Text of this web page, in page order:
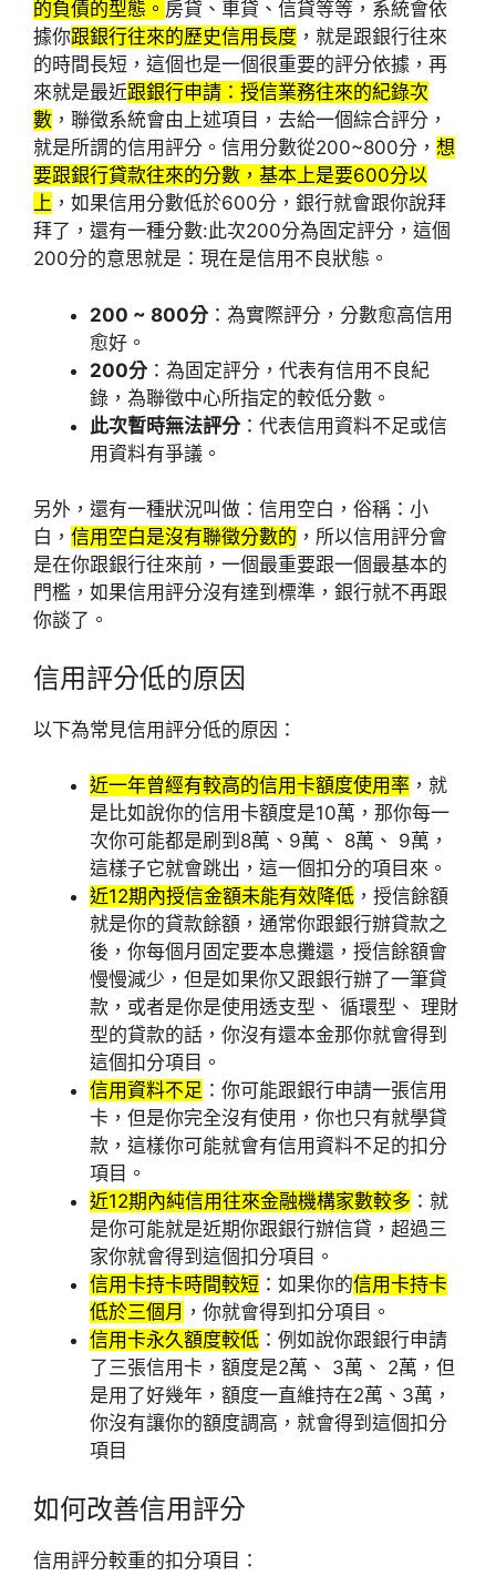
的負債的型態。 房貸、車貸、信貸等等，系統會依
據你跟銀行往來的歷史信用長度 ，就是跟銀行往來
的時間長短，這個也是一個很重要的評分依據，再
來就是最近跟銀行申請：授信業務往來的紀錄次
數 ，聯徵系統會由上述項目，去給一個綜合評分，
就是所謂的信用評分。信用分數從200~800分， 想
要跟銀行貸款往來的分數，基本上是要600分以
上 ，如果信用分數低於600分，銀行就會跟你說拜
拜了，還有一種分數:此次200分為固定評分，這個
200分的意思就是：現在是信用不良狀態。
200 ~ 800分：為實際評分，分數愈高信用
愈好。
200分：為固定評分，代表有信用不良紀
錄，為聯徵中心所指定的較低分數。
此次暫時無法評分：代表信用資料不足或信
用資料有爭議。
另外，還有一種狀況叫做：信用空白，俗稱：小
白， 信用空白是沒有聯徵分數的 ，所以信用評分會
是在你跟銀行往來前，一個最重要跟一個最基本的
門檻，如果信用評分沒有達到標準，銀行就不再跟
你談了。
信用評分低的原因
以下為常見信用評分低的原因：
近一年曾經有較高的信用卡額度使用率 ，就
是比如說你的信用卡額度是10萬，那你每一
次你可能都是刷到8萬、9萬、 8萬、 9萬，
這樣子它就會跳出，這一個扣分的項目來。
近12期內授信金額未能有效降低 ，授信餘額
就是你的貸款餘額，通常你跟銀行辦貸款之
後，你每個月固定要本息攤還，授信餘額會
慢慢減少，但是如果你又跟銀行辦了一筆貸
款，或者是你是使用透支型、 循環型、 理財
型的貸款的話，你沒有還本金那你就會得到
這個扣分項目。
信用資料不足 ：你可能跟銀行申請一張信用
卡，但是你完全沒有使用，你也只有就學貸
款，這樣你可能就會有信用資料不足的扣分
項目。
近12期內純信用往來金融機構家數較多 ：就
是你可能就是近期你跟銀行辦信貸，超過三
家你就會得到這個扣分項目。
信用卡持卡時間較短 ：如果你的信用卡持卡
低於三個月 ，你就會得到扣分項目。
信用卡永久額度較低 ：例如說你跟銀行申請
了三張信用卡，額度是2萬、 3萬、 2萬，但
是用了好幾年，額度一直維持在2萬、3萬，
你沒有讓你的額度調高，就會得到這個扣分
項目
如何改善信用評分
信用評分較重的扣分項目：